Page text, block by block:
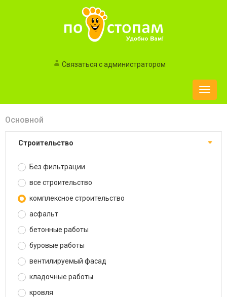
Связаться с администратором
Toggle
Основной
строительство
Без фильтрации
все строительство
комплексное строительство
асфальт
бетонные работы
буровые работы
вентилируемый фасад
кладочные работы
кровля